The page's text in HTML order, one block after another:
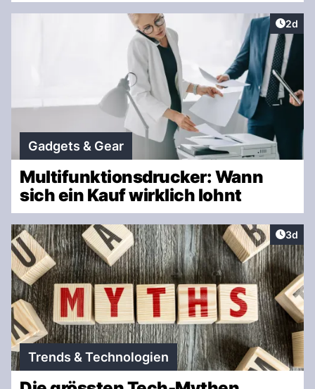
2d
Gadgets & Gear
Multifunktionsdrucker: Wann
sich ein Kauf wirklich lohnt
3d
Trends & Technologien